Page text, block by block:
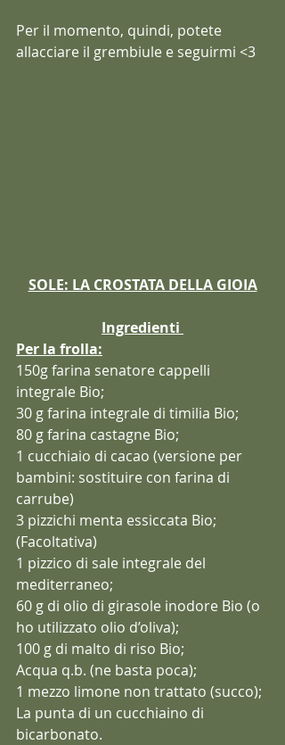
Per il momento, quindi, potete
allacciare il grembiule e seguirmi <3
SOLE: LA CROSTATA DELLA GIOIA
Ingredienti
Per la frolla:
150g farina senatore cappelli
integrale Bio;
30 g farina integrale di timilia Bio;
80 g farina castagne Bio;
1 cucchiaio di cacao (versione per
bambini: sostituire con farina di
carrube)
3 pizzichi menta essiccata Bio;
(Facoltativa)
1 pizzico di sale integrale del
mediterraneo;
60 g di olio di girasole inodore Bio (o
ho utilizzato olio d’oliva);
100 g di malto di riso Bio;
Acqua q.b. (ne basta poca);
1 mezzo limone non trattato (succo);
La punta di un cucchiaino di
bicarbonato.